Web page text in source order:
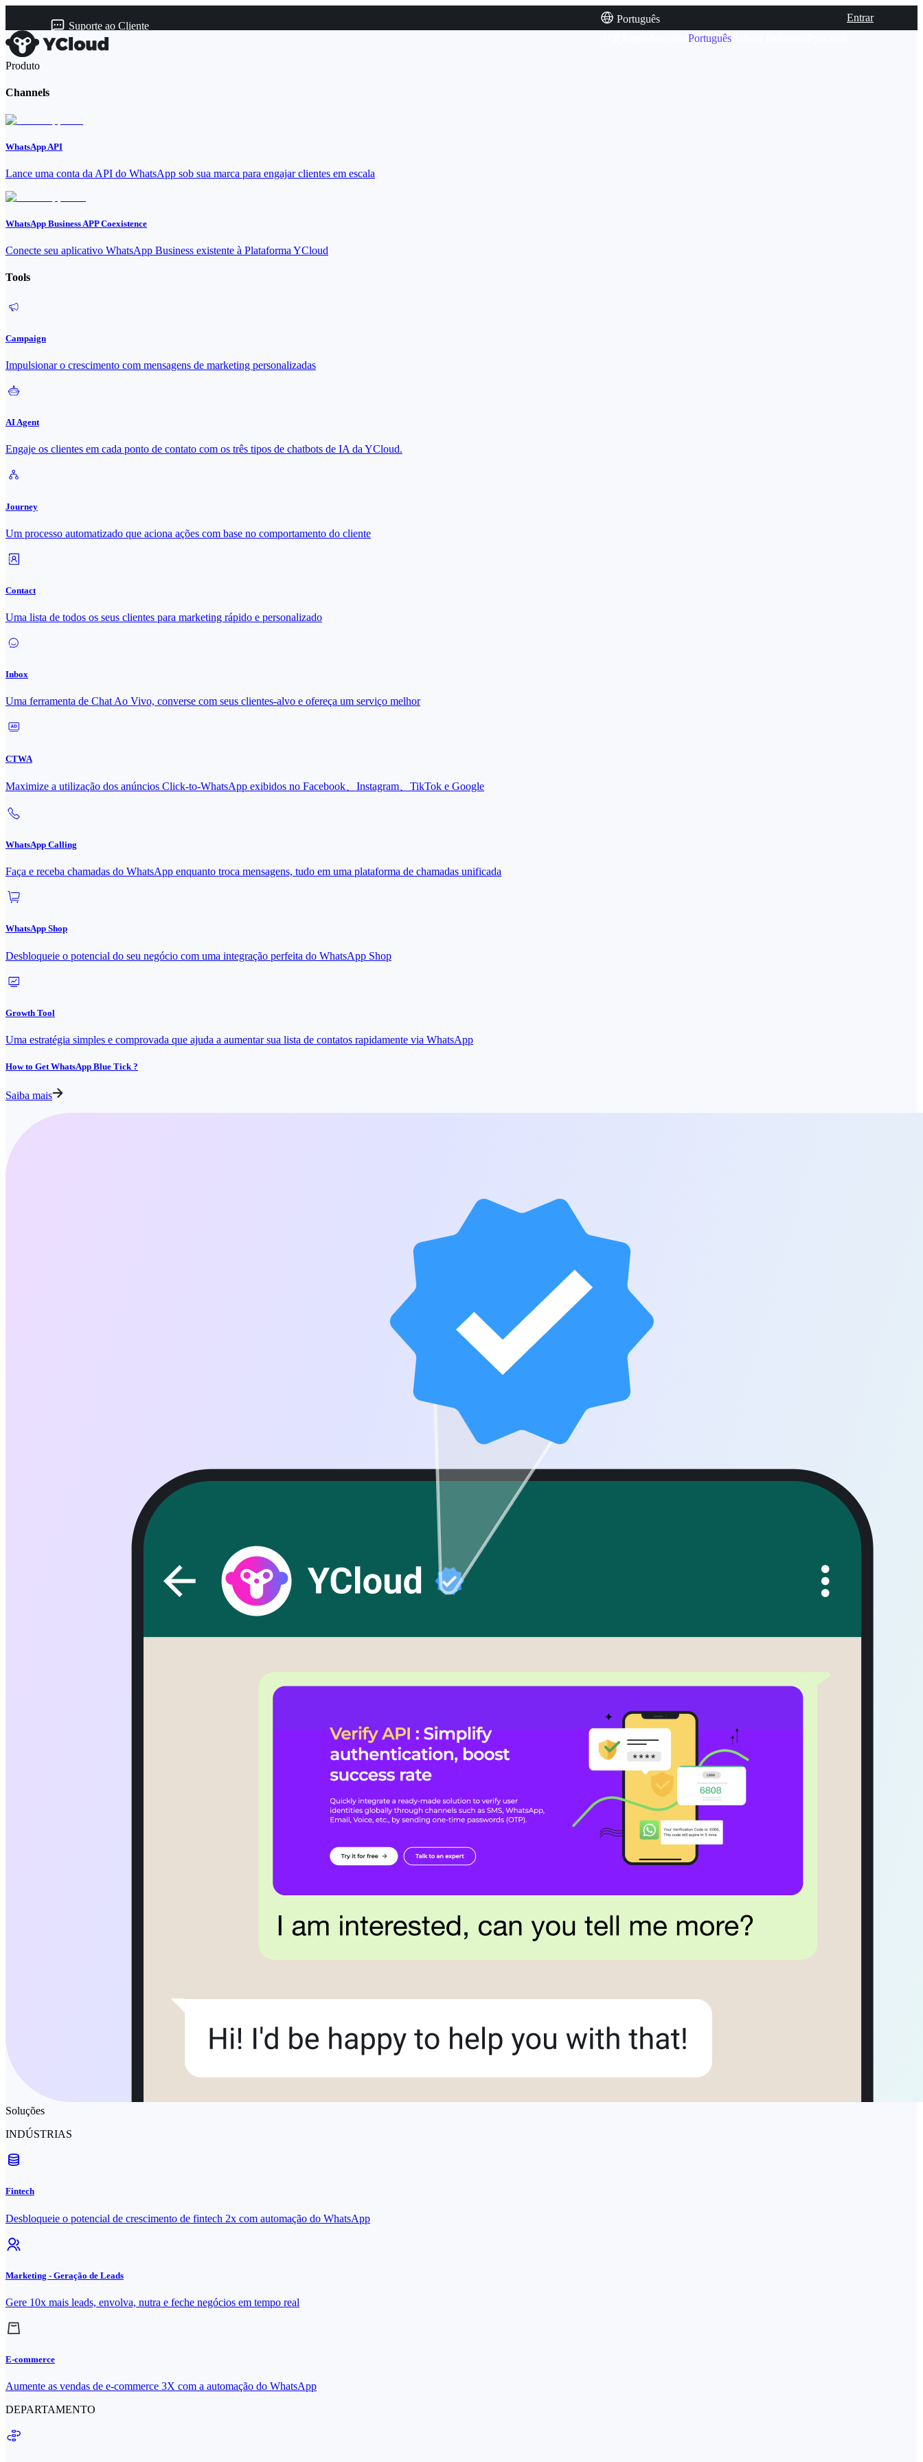
Suporte ao Cliente
Português
Português
Entrar
Produto
Channels
WhatsApp API
Lance uma conta da API do WhatsApp sob sua marca para engajar clientes em escala
WhatsApp Business APP Coexistence
Conecte seu aplicativo WhatsApp Business existente à Plataforma YCloud
Tools
Campaign
Impulsionar o crescimento com mensagens de marketing personalizadas
AI Agent
Engaje os clientes em cada ponto de contato com os três tipos de chatbots de IA da YCloud.
Journey
Um processo automatizado que aciona ações com base no comportamento do cliente
Contact
Uma lista de todos os seus clientes para marketing rápido e personalizado
Inbox
Uma ferramenta de Chat Ao Vivo, converse com seus clientes-alvo e ofereça um serviço melhor
CTWA
Maximize a utilização dos anúncios Click-to-WhatsApp exibidos no Facebook、Instagram、TikTok e Google
WhatsApp Calling
Faça e receba chamadas do WhatsApp enquanto troca mensagens, tudo em uma plataforma de chamadas unificada
WhatsApp Shop
Desbloqueie o potencial do seu negócio com uma integração perfeita do WhatsApp Shop
Growth Tool
Uma estratégia simples e comprovada que ajuda a aumentar sua lista de contatos rapidamente via WhatsApp
How to Get WhatsApp Blue Tick ?
Saiba mais
Soluções
INDÚSTRIAS
Fintech
Desbloqueie o potencial de crescimento de fintech 2x com automação do WhatsApp
Marketing - Geração de Leads
Gere 10x mais leads, envolva, nutra e feche negócios em tempo real
E-commerce
Aumente as vendas de e-commerce 3X com a automação do WhatsApp
DEPARTAMENTO